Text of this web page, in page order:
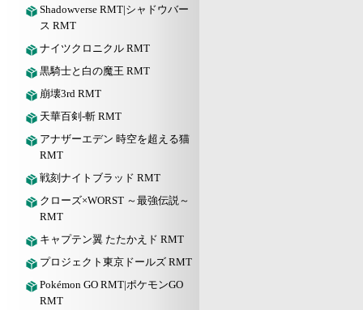
Shadowverse RMT|シャドウバー
ス RMT
ナイツクロニクル RMT
黒騎士と白の魔王 RMT
崩壊3rd RMT
天華百剣-斬 RMT
アナザーエデン 時空を超える猫
RMT
戦刻ナイトブラッド RMT
クローズ×WORST ～最強伝説～
RMT
キャプテン翼 たたかえド RMT
プロジェクト東京ドールズ RMT
Pokémon GO RMT|ポケモンGO
RMT